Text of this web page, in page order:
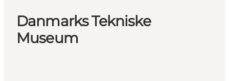
Danmarks Tekniske
Museum